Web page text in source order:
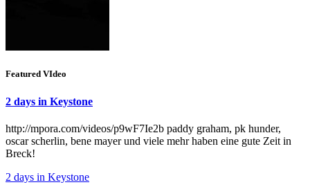
Featured VIdeo
2 days in Keystone
http://mpora.com/videos/p9wF7Ie2b paddy graham, pk hunder,
oscar scherlin, bene mayer und viele mehr haben eine gute Zeit in
Breck!
2 days in Keystone